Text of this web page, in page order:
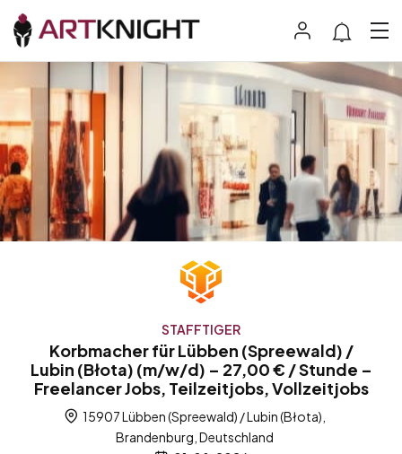
STAFFTIGER
Korbmacher für Lübben (Spreewald) /
Lubin (Błota) (m/w/d) – 27,00 € / Stunde –
Freelancer Jobs, Teilzeitjobs, Vollzeitjobs
15907 Lübben (Spreewald) / Lubin (Błota),
Brandenburg, Deutschland